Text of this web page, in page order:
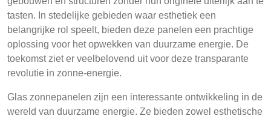
tasten. In stedelijke gebieden waar esthetiek een
belangrijke rol speelt, bieden deze panelen een prachtige
oplossing voor het opwekken van duurzame energie. De
toekomst ziet er veelbelovend uit voor deze transparante
revolutie in zonne-energie.
Glas zonnepanelen zijn een interessante ontwikkeling in de
wereld van duurzame energie. Ze bieden zowel esthetische